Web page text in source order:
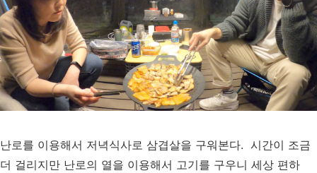
난로를 이용해서 저녁식사로 삼겹살을 구워본다. 시간이 조금
더 걸리지만 난로의 열을 이용해서 고기를 구우니 세상 편하